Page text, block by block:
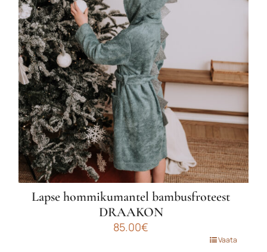
Valikuid
saab
teha
tootelehel.
Lapse hommikumantel bambusfroteest
DRAAKON
85.00€
Vaata